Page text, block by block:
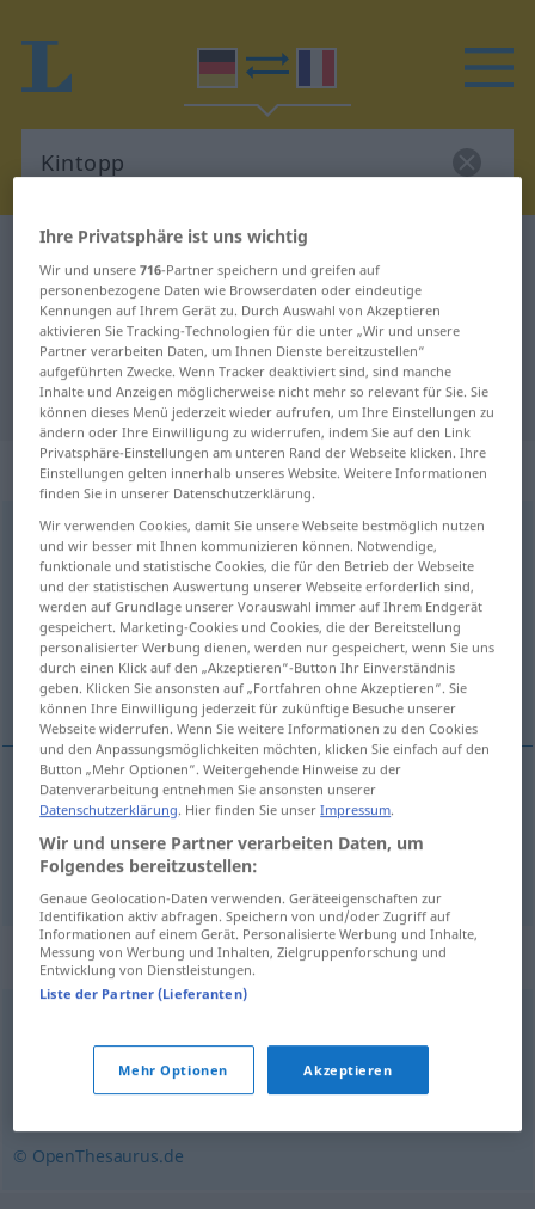
Deutsch-Französisch Wörterbuch
Deutsch-Französisch Übersetzung
für "Kintopp"
"Kintopp" Französisch Übersetzung
„Kintopp“: Maskulinum | Neutrum
Kintopp [ˈkiːntɔp]modn <Kintopps;Kintoppsou-töppe>
UMG HUM od PEJ
Übersicht aller Übersetzungen
(Für mehr Details die Übersetzung anklicken/antippen)
ciné, cinoche
ciném Kintopp UMG
cinochem Kintopp SL
Synonyme für "Kintopp"
Filmtheater,Kino
© OpenThesaurus.de
Ihre Privatsphäre ist uns wichtig
Wir und unsere716-Partner speichern und greifen auf
personenbezogene Daten wie Browserdaten oder eindeutige
Kennungen auf Ihrem Gerät zu. Durch Auswahl von Akzeptieren
aktivieren Sie Tracking-Technologien für die unter „Wir und unsere
Partner verarbeiten Daten, um Ihnen Dienste bereitzustellen“
aufgeführten Zwecke. Wenn Tracker deaktiviert sind, sind manche
Inhalte und Anzeigen möglicherweise nicht mehr so relevant für Sie. Sie
können dieses Menü jederzeit wieder aufrufen, um Ihre Einstellungen zu
ändern oder Ihre Einwilligung zu widerrufen, indem Sie auf den Link
Privatsphäre-Einstellungen am unteren Rand der Webseite klicken. Ihre
Einstellungen gelten innerhalb unseres Website. Weitere Informationen
finden Sie in unserer Datenschutzerklärung.
Wir verwenden Cookies, damit Sie unsere Webseite bestmöglich nutzen
und wir besser mit Ihnen kommunizieren können. Notwendige,
funktionale und statistische Cookies, die für den Betrieb der Webseite
und der statistischen Auswertung unserer Webseite erforderlich sind,
werden auf Grundlage unserer Vorauswahl immer auf Ihrem Endgerät
gespeichert. Marketing-Cookies und Cookies, die der Bereitstellung
personalisierter Werbung dienen, werden nur gespeichert, wenn Sie uns
durch einen Klick auf den „Akzeptieren“-Button Ihr Einverständnis
geben. Klicken Sie ansonsten auf „Fortfahren ohne Akzeptieren“. Sie
können Ihre Einwilligung jederzeit für zukünftige Besuche unserer
Webseite widerrufen. Wenn Sie weitere Informationen zu den Cookies
und den Anpassungsmöglichkeiten möchten, klicken Sie einfach auf den
Button „Mehr Optionen“. Weitergehende Hinweise zu der
Datenverarbeitung entnehmen Sie ansonsten unserer
Datenschutzerklärung. Hier finden Sie unserImpressum.
Wir und unsere Partner verarbeiten Daten, um
Folgendes bereitzustellen:
Genaue Geolocation-Daten verwenden. Geräteeigenschaften zur
Identifikation aktiv abfragen. Speichern von und/oder Zugriff auf
Informationen auf einem Gerät. Personalisierte Werbung und Inhalte,
Messung von Werbung und Inhalten, Zielgruppenforschung und
Entwicklung von Dienstleistungen.
Liste der Partner (Lieferanten)
Mehr Optionen Akzeptieren